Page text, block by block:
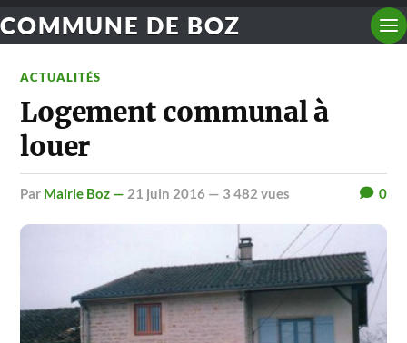
COMMUNE DE BOZ
ACTUALITÉS
Logement communal à
louer
par Mairie Boz — 21 juin 2016 — 3 482 vues 0